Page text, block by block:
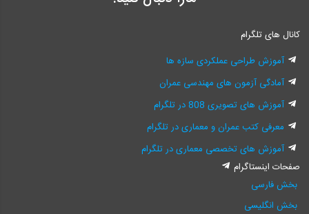
کانال های تلگرام
آموزش طراحی عملکردی سازه ها
آمادگی آزمون های مهندسی عمران
آموزش های تصویری 808 در تلگرام
معرفی کتب عمران و معماری در تلگرام
آموزش های تخصصی معماری در تلگرام
صفحات اینستاگرام
بخش فارسی
بخش انگلیسی